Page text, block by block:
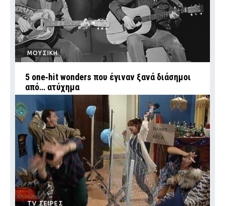
ΜΟΥΣΙΚΗ
5 one‑hit wonders που έγιναν ξανά διάσημοι
από… ατύχημα
TV ΣΕΙΡΕΣ